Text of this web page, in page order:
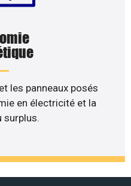
les panneaux posés
en électricité et la
surplus.